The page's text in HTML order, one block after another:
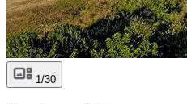
1/30